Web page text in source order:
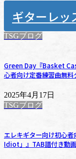
ギターレッ
TSGブログ
Green Day『Basket
心者向け定番練習曲無料
2025年4月17日
TSGブログ
エレキギター向け初心
Idiot」』TAB譜付き動画